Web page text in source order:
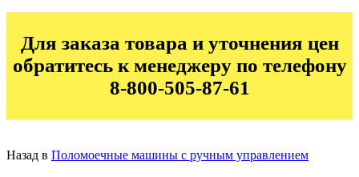
Для заказа товара и уточнения цен
обратитесь к менеджеру по телефону
8-800-505-87-61
Назад в Поломоечные машины с ручным управлением